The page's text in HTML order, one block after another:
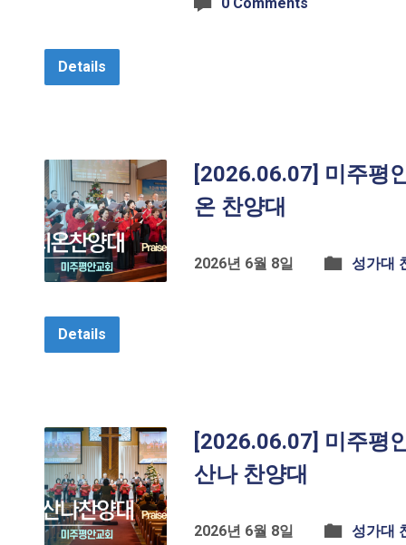
Details
[2026.06.07] 미주평
온 찬양대
2026년 6월 8일 성가대
Details
[2026.06.07] 미주평
산나 찬양대
2026년 6월 8일 성가대